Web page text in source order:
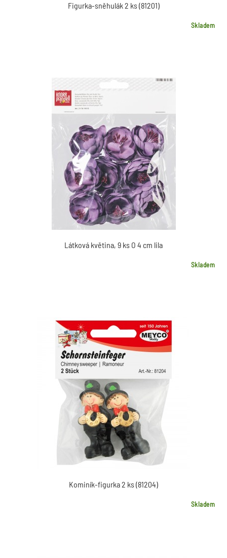
Figurka-sněhulák 2 ks (81201)
Skladem
Látková květina, 9 ks O 4 cm lila
Skladem
Kominík-figurka 2 ks (81204)
Skladem